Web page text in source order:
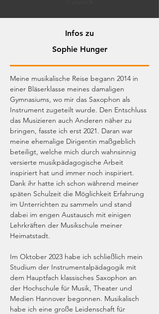
Infos zu
Sophie Hunger
Meine musikalische Reise begann 2014 in
einer Bläserklasse meines damaligen
Gymnasiums, wo mir das Saxophon als
Instrument zugeteilt wurde. Den Entschluss
das Musizieren auch Anderen näher zu
bringen, fasste ich erst 2021. Daran war
meine ehemalige Dirigentin maßgeblich
beteiligt, welche mich durch wahnsinnig
versierte musikpädagogische Arbeit
inspiriert hat und immer noch inspiriert.
Dank ihr hatte ich schon während meiner
späten Schulzeit die Möglichkeit Erfahrung
im Unterrichten zu sammeln und stand
dabei im engen Austausch mit einigen
Lehrkräften der Musikschule meiner
Heimatstadt.
Im Oktober 2023 habe ich schließlich mein
Studium der Instrumentalpädagogik mit
dem Hauptfach klassisches Saxophon an
der Hochschule für Musik, Theater und
Medien Hannover begonnen. Musikalisch
habe ich eine große Leidenschaft für